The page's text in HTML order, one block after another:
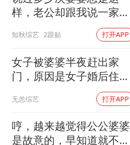
样，老公却跟我说一家人
知秋综艺 2跟贴 打开APP
女子被婆婆半夜赶出家
门，原因是女子婚后住的
无恙综艺 打开APP
哼，越来越觉得公公婆婆
是故意的，早知道就不让